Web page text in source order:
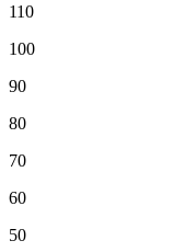
110
100
90
80
70
60
50